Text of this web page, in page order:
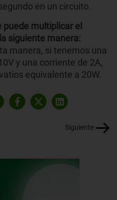
en un circuito.
puede multiplicar el
siguiente manera:
manera, si tenemos una
y una corriente de 2A,
equivalente a 20W.
Siguiente